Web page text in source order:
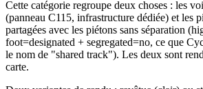
Cette catégorie regroupe deux choses : les
(panneau C115, infrastructure dédiée) et les
partagées avec les piétons sans séparation
foot=designated + segregated=no, ce que
le nom de "shared track"). Les deux sont
carte.